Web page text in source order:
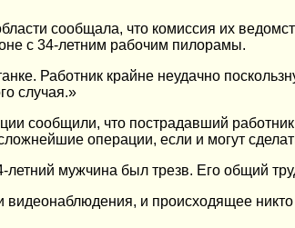
сообщала, что комиссия их
с 34-летним рабочим пилорамы.
Работник крайне неудачно
случая.»
сообщили, что пострадавший
операции, если и могут
мужчина был трезв. Его общий
видеонаблюдения, и происходящее